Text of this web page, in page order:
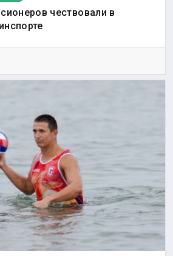
чествовали в